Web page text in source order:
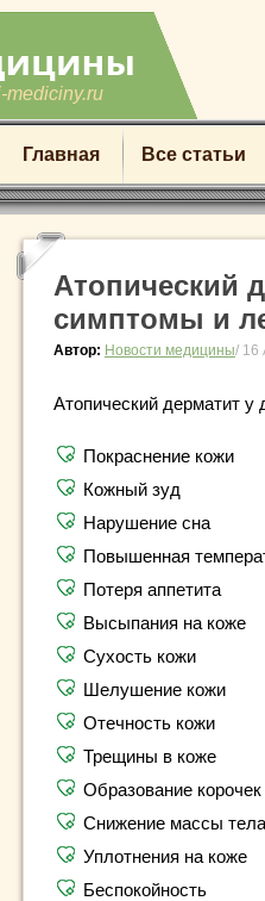
mediciny.ru
Главная Все статьи
Атопический
симптомы и
Автор: Новости медицины/ 16
Атопический дерматит
Покраснение кожи
Кожный зуд
Нарушение сна
Повышенная
Потеря аппетита
Высыпания на коже
Сухость кожи
Шелушение кожи
Отечность кожи
Трещины в коже
Образование
Снижение массы тела
Уплотнения на коже
Беспокойность